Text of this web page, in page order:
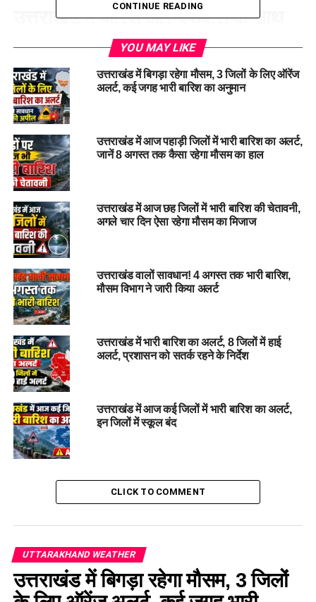
उत्तराखंड में बारिश और बर्फबारी के साथ
होगा नए साल का आगाज
उत्तराखंड में नए साल का आगाज बारिश और बर्फबारी के साथ होने वाला है।
आज प्रदेश में मौसम का मिजाज बदलने के संभावना है। जहां पहाड़ों पर
बर्फबारी के आसार हैं तो वहीं मैदानी इलाकों में कहीं हल्की बारिश तो कहीं
घना कोहरा छाए रहने का अंदेशा है।
जानें नए साल पर कैसा रहेगा Weather
नए साल के मौके पर
हैं। मौसम विज्ञान केंद्र देहरादून के मुताबिक 31 दिसंबर और एक जनवरी
को मौसम बदला रहेगा। हिमालयी क्षेत्र में सक्रिय पश्चिमी विक्षोभ के असर
से पहाड़ से लेकर मैदान तक मौसम बदला रहेगा।
आज राज्य के उत्तरकाशी, चमोली, रुद्रप्रयाग और पिथौरागढ़ जनपदों में
कही कहीं बहुत हल्की से हल्की वर्षा बर्फबारी होने की संभावना है। बर्फबारी
3200 मीटर व उससे अधिक ऊंचाई वाले क्षेत्रो में होने की संभावना है।
राज्य के शेष जनपदों में मौसम शुष्क रहने की संभावना है।
CONTINUE READING
YOU MAY LIKE
उत्तराखंड में बिगड़ा रहेगा मौसम, 3 जिलों के लिए ऑरेंज
अलर्ट, कई जगह भारी बारिश का अनुमान
उत्तराखंड में आज पहाड़ी जिलों में भारी बारिश का अलर्ट,
जानें 8 अगस्त तक कैसा रहेगा मौसम का हाल
उत्तराखंड में आज छह जिलों में भारी बारिश की चेतावनी,
अगले चार दिन ऐसा रहेगा मौसम का मिजाज
उत्तराखंड वालों सावधान! 4 अगस्त तक भारी बारिश,
मौसम विभाग ने जारी किया अलर्ट
उत्तराखंड में भारी बारिश का अलर्ट, 8 जिलों में हाई
अलर्ट, प्रशासन को सतर्क रहने के निर्देश
उत्तराखंड में आज कई जिलों में भारी बारिश का अलर्ट,
इन जिलों में स्कूल बंद
CLICK TO COMMENT
UTTARAKHAND WEATHER
उत्तराखंड में बिगड़ा रहेगा मौसम, 3 जिलों